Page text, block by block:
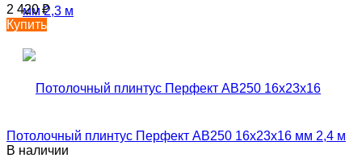
2 420₽
Купить
Потолочный плинтус Перфект AB250 16х23х16 мм 2,4 м
В наличии